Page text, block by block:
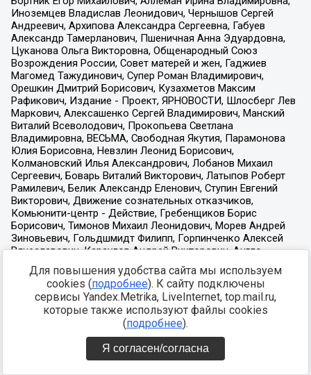
Для повышения удобства сайта мы используем
cookies (подробнее). К сайту подключены
сервисы Yandex.Metrika, LiveInternet, top.mail.ru,
которые также используют файлы cookies
(подробнее).
Я согласен/согласна